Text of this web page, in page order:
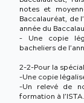
notes et
Baccalauréat, de
année du
– Une copie
bacheliers de
2-2-Pour la
-Une copie
-Un relevé de
formation à l’ISTA.